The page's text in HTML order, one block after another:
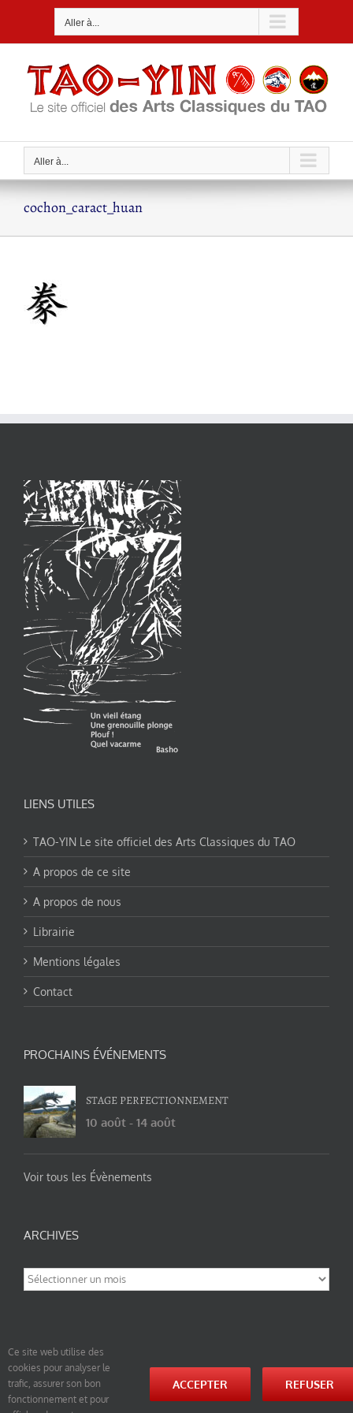
Aller à...
Aller à...
cochon_caract_huan
LIENS UTILES
TAO-YIN Le site officiel des Arts Classiques du TAO
A propos de ce site
A propos de nous
Librairie
Mentions légales
Contact
PROCHAINS ÉVÉNEMENTS
STAGE PERFECTIONNEMENT
10 août - 14 août
Voir tous les Évènements
ARCHIVES
Archives
© tao-yin.co © TAO-YIN.fr Georges Charles, Hormis les pages https://tao-yin.fr/georges-charles/
et https://tao-yin.fr/san-yiquan-le-poing-des-trois-harmonies/ sous licence Creative Commons
Paternité-Partage des Conditions Initiales à l’Identique 3.0 Unported (photos de ces pages non
Ce site web utilise des
cookies pour analyser le
trafic, assurer son bon
fonctionnement et pour
ACCEPTER REFUSER